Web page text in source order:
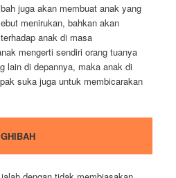
juga akan membuat anak yang
menirukan, bahkan akan
anak di masa
mengerti sendiri orang tuanya
lain di depannya, maka anak di
suka juga untuk membicarakan